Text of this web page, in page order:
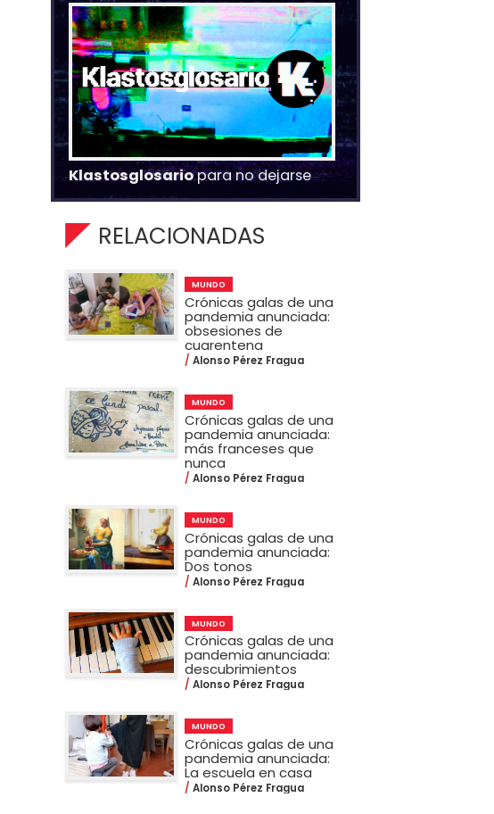
Klastosglosariopara no dejarse
RELACIONADAS
MUNDO
Crónicas galas de una
pandemia anunciada:
obsesiones de
cuarentena
Alonso Pérez Fragua
MUNDO
Crónicas galas de una
pandemia anunciada:
más franceses que
nunca
Alonso Pérez Fragua
MUNDO
Crónicas galas de una
pandemia anunciada:
Dos tonos
Alonso Pérez Fragua
MUNDO
Crónicas galas de una
pandemia anunciada:
descubrimientos
Alonso Pérez Fragua
MUNDO
Crónicas galas de una
pandemia anunciada:
La escuela en casa
Alonso Pérez Fragua